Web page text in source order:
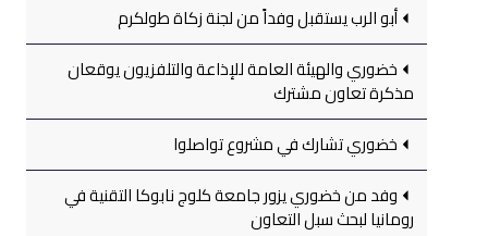
أبو الرب يستقبل وفداً من لجنة زكاة طولكرم
خضوري والهيئة العامة للإذاعة والتلفزيون يوقعان
مذكرة تعاون مشترك
خضوري تشارك في مشروع تواصلوا
وفد من خضوري يزور جامعة كلوج نابوكا التقنية في
رومانيا لبحث سبل التعاون